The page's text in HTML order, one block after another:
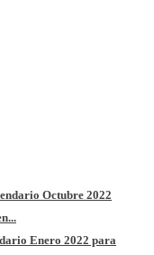
Octubre 2022
Enero 2022 para